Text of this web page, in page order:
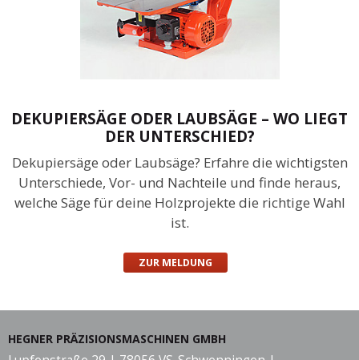
DEKUPIERSÄGE ODER LAUBSÄGE – WO LIEGT
DER UNTERSCHIED?
Dekupiersäge oder Laubsäge? Erfahre die wichtigsten
Unterschiede, Vor- und Nachteile und finde heraus,
welche Säge für deine Holzprojekte die richtige Wahl
ist.
ZUR MELDUNG
HEGNER PRÄZISIONSMASCHINEN GMBH